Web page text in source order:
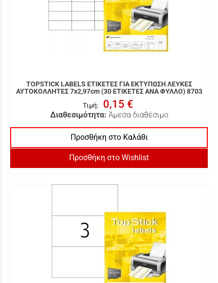
TOPSTICK LABELS ΕΤΙΚΕΤΕΣ ΓΙΑ ΕΚΤΥΠΩΣΗ ΛΕΥΚΕΣ
ΑΥΤΟΚΟΛΛΗΤΕΣ 7x2,97cm (30 ΕΤΙΚΕΤΕΣ ΑΝΑ ΦΥΛΛΟ) 8703
Τιμή: 0,15 €
Διαθεσιμότητα: Άμεσα διαθέσιμο
Προσθήκη στο Καλάθι
Προσθήκη στο Wishlist